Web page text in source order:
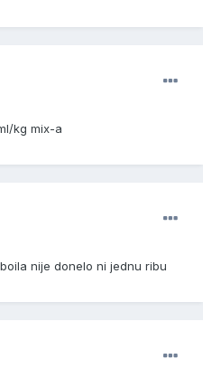
kg mix-a
nije donelo ni jednu ribu